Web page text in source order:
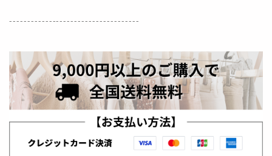
------------------------------------